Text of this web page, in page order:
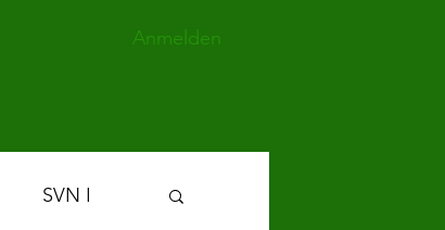
Anmelden
SVN I